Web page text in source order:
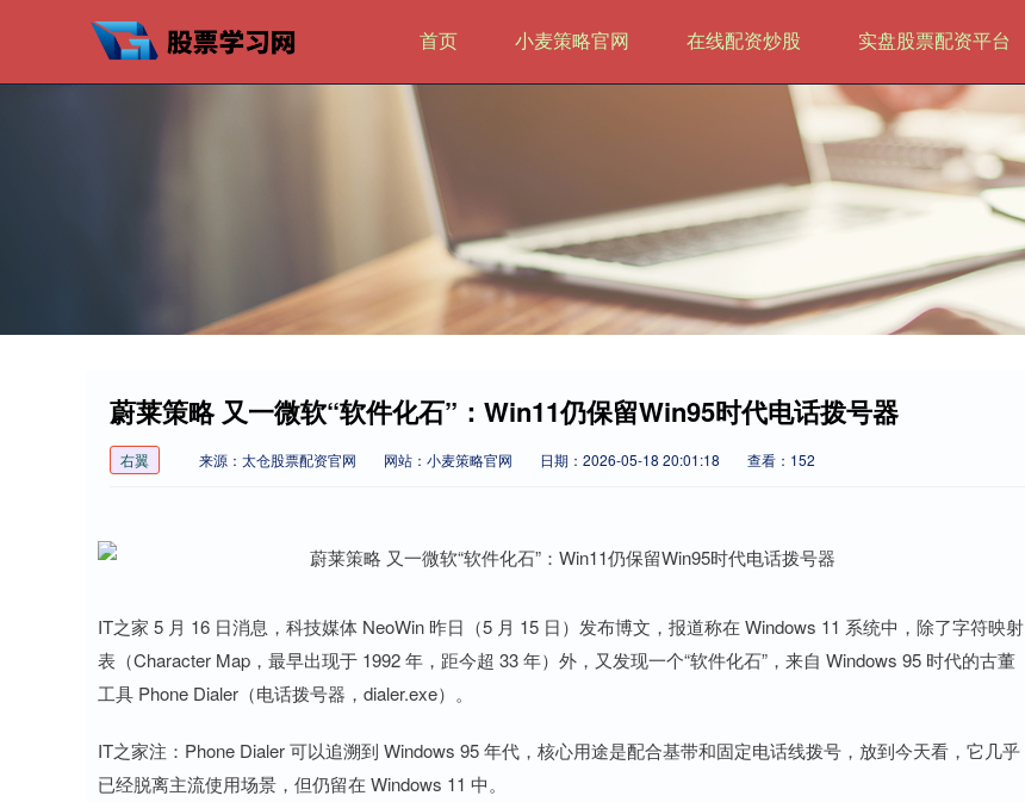
首页 小麦策略官网 在线配资炒股 实盘股票配资平台
蔚莱策略 又一微软“软件化石”：Win11仍保留Win95时代电话拨号器
右翼 来源：太仓股票配资官网 网站：小麦策略官网 日期：2026-05-18 20:01:18 查看：152
IT之家 5 月 16 日消息，科技媒体 NeoWin 昨日（5 月 15 日）发布博文，报道称在 Windows 11 系统中，除了字符映射
表（Character Map，最早出现于 1992 年，距今超 33 年）外，又发现一个“软件化石”，来自 Windows 95 时代的古董
工具 Phone Dialer（电话拨号器，dialer.exe）。
IT之家注：Phone Dialer 可以追溯到 Windows 95 年代，核心用途是配合基带和固定电话线拨号，放到今天看，它几乎
已经脱离主流使用场景，但仍留在 Windows 11 中。